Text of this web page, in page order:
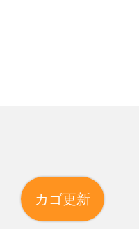
カゴ更新